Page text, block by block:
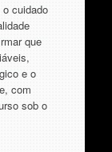
cuidado
que
e o
com
sob o